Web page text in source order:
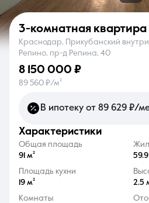
О компании
8 (861) 297-
Ежедневно с
3-комнатная квартира
Краснодар, Прикубанский
Репино, пр-д Репина, 40
8 150 000 ₽
89 560 ₽/м²
В ипотеку от 89 629 ₽/
характеристики
Общая площадь
91 м²
Площадь кухни
19 м²
2.5
Комнаты